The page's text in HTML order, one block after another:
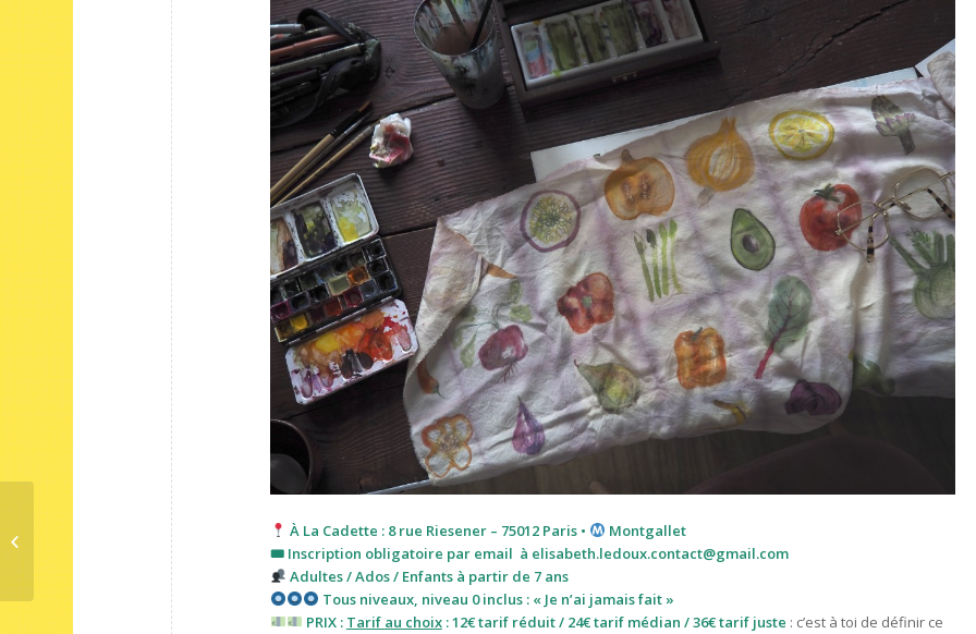
À La Cadette : 8 rue Riesener – 75012 Paris •
Montgallet
🎟 Inscription obligatoire par email à elisabeth.ledoux.contact@gmail.com
Adultes / Ados / Enfants à partir de 7 ans
Tous niveaux, niveau 0 inclus : « Je n’ai jamais fait »
PRIX : Tarif au choix: 12€ tarif réduit / 24€ tarif médian / 36€ tarif juste : c’est à toi de définir ce
Couture • SurJupe en dentelle